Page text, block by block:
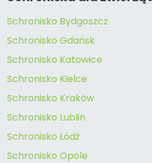
Schronisko Bydgoszcz
Schronisko Gdańsk
Schronisko Katowice
Schronisko Kielce
Schronisko Kraków
Schronisko Lublin
Schronisko Łódź
Schronisko Opole